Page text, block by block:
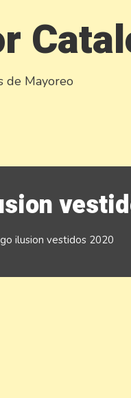
de Mayoreo
ilusion vestidos 2020